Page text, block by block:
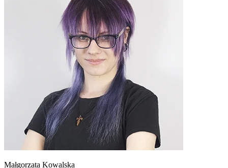
Małgorzata Kowalska